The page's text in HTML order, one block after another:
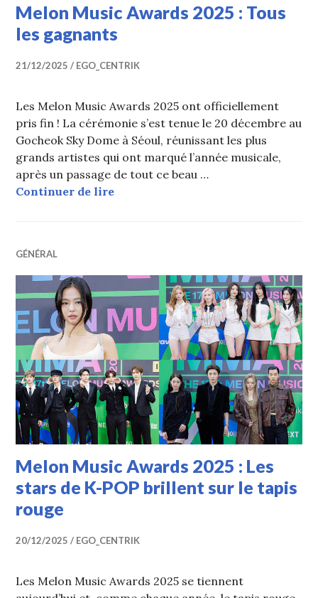
Melon Music Awards 2025 : Tous
les gagnants
21/12/2025 EGO_CENTRIK
Les Melon Music Awards 2025 ont officiellement
pris fin ! La cérémonie s’est tenue le 20 décembre au
Gocheok Sky Dome à Séoul, réunissant les plus
grands artistes qui ont marqué l’année musicale,
après un passage de tout ce beau …
Continuer de lireMelon Music Awards 2025 : Tous
GÉNÉRAL
Melon Music Awards 2025 : Les
stars de K-POP brillent sur le tapis
rouge
20/12/2025 EGO_CENTRIK
Les Melon Music Awards 2025 se tiennent